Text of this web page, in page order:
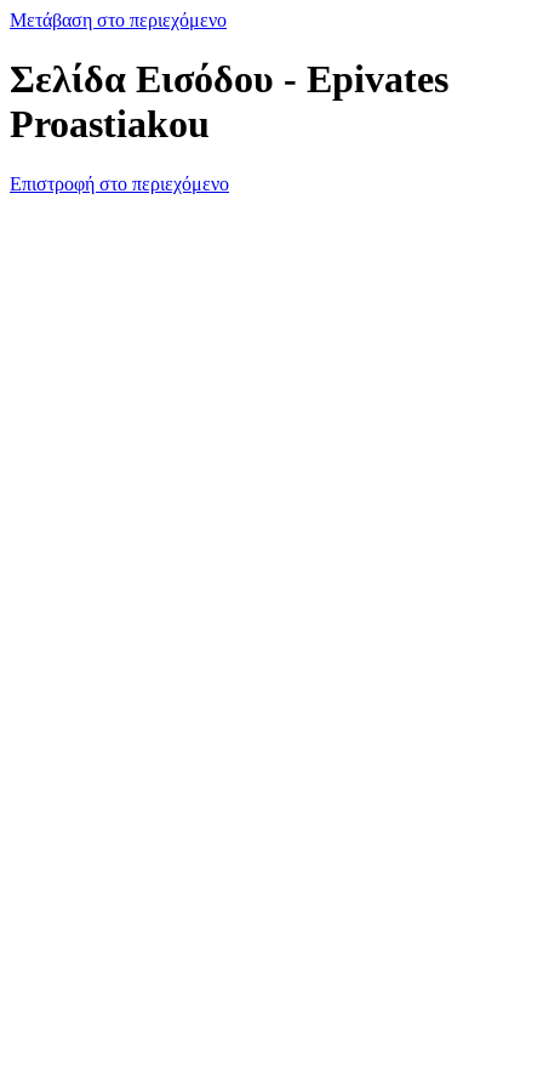
Μετάβαση στο περιεχόμενο
Σελίδα Εισόδου - Epivates
Proastiakou
Επιστροφή στο περιεχόμενο